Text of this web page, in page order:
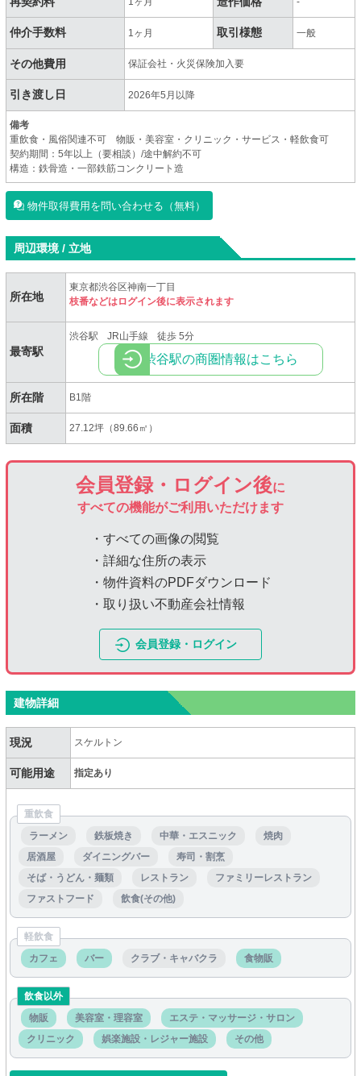
仲介手数料 1ヶ月 取引様態 一般
その他費用 保証会社・火災保険加入要
引き渡し日 2026年5月以降
備考
重飲食・風俗関連不可 物販・美容室・クリニック・サービス・軽飲食可
契約期間：5年以上（要相談）/途中解約不可
構造：鉄骨造・一部鉄筋コンクリート造
物件取得費用を問い合わせる（無料）
周辺環境 / 立地
所在地
東京都渋谷区神南一丁目
枝番などはログイン後に表示されます
最寄駅
渋谷駅 JR山手線 徒歩 5分
渋谷駅の商圏情報はこちら
所在階 B1階
面積 27.12坪（89.66㎡）
会員登録・ログイン後に
すべての機能がご利用いただけます
・すべての画像の閲覧
・詳細な住所の表示
・物件資料のPDFダウンロード
・取り扱い不動産会社情報
会員登録・ログイン
建物詳細
現況 スケルトン
可能用途 指定あり
重飲食
ラーメン
鉄板焼き 中華・エスニック
焼肉
居酒屋
ダイニングバー
寿司・割烹
そば・うどん・麺類
レストラン
ファミリーレストラン
ファストフード
飲食(その他)
軽飲食
カフェ
バー クラブ・キャバクラ 食物販
飲食以外
物販
美容室・理容室
エステ・マッサージ・サロン
クリニック
娯楽施設・レジャー施設 その他